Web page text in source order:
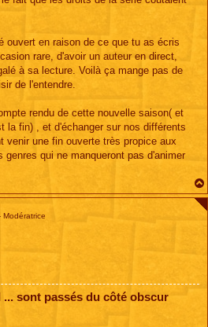
ouvert en raison de ce que tu as écris
rare, d'avoir un auteur en direct,
à sa lecture. Voilà ça mange pas de
de l'entendre.
rendu de cette nouvelle saison( et
la fin) , et d'échanger sur nos différents
venir une fin ouverte très propice aux
qui ne manqueront pas d'animer
sont passés du côté obscur